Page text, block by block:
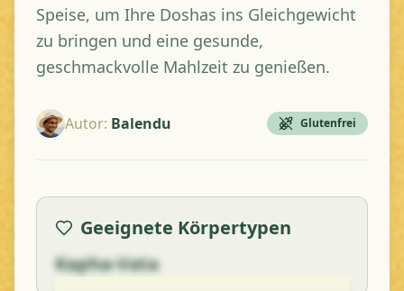
Speise, um Ihre Doshas ins Gleichgewicht
zu bringen und eine gesunde,
geschmackvolle Mahlzeit zu genießen.
Autor: Balendu Glutenfrei
Geeignete Körpertypen
Kapha-Vata